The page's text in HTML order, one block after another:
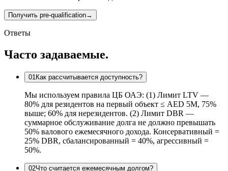
Получить pre-qualification→
Ответы
Часто задаваемые.
01 Как рассчитывается доступность?
Мы используем правила ЦБ ОАЭ: (1) Лимит LTV —
80% для резидентов на первый объект ≤ AED 5M, 75%
выше; 60% для нерезидентов. (2) Лимит DBR —
суммарное обслуживание долга не должно превышать
50% валового ежемесячного дохода. Консервативный =
25% DBR, сбалансированный = 40%, агрессивный =
50%.
02Что считается ежемесячным долгом?